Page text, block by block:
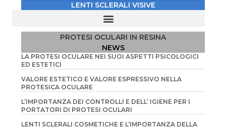
LENTI SCLERALI VISIVE
PROTESI OCULARI IN RESINA
NEWS
LA PROTESI OCULARE NEI SUOI ASPETTI PSICOLOGICI
ED ESTETICI
VALORE ESTETICO E VALORE ESPRESSIVO NELLA
PROTESICA OCULARE
L’IMPORTANZA DEI CONTROLLI E DELL’ IGIENE PER I
PORTATORI DI PROTESI OCULARI
LENTI SCLERALI COSMETICHE E L’IMPORTANZA DELLA